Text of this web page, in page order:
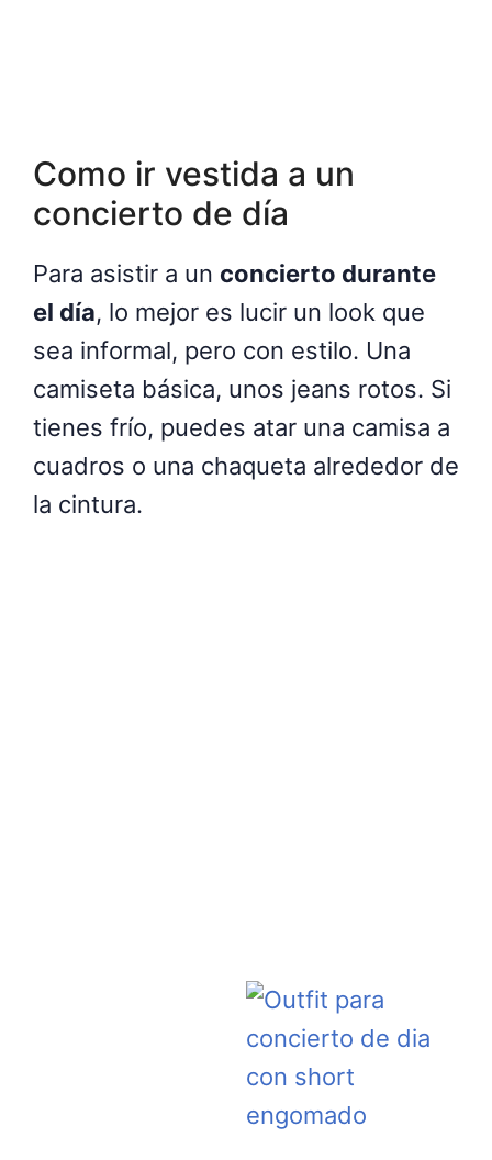
Como ir vestida a un
concierto de día
Para asistir a un concierto durante
el día, lo mejor es lucir un look que
sea informal, pero con estilo. Una
camiseta básica, unos jeans rotos. Si
tienes frío, puedes atar una camisa a
cuadros o una chaqueta alrededor de
la cintura.